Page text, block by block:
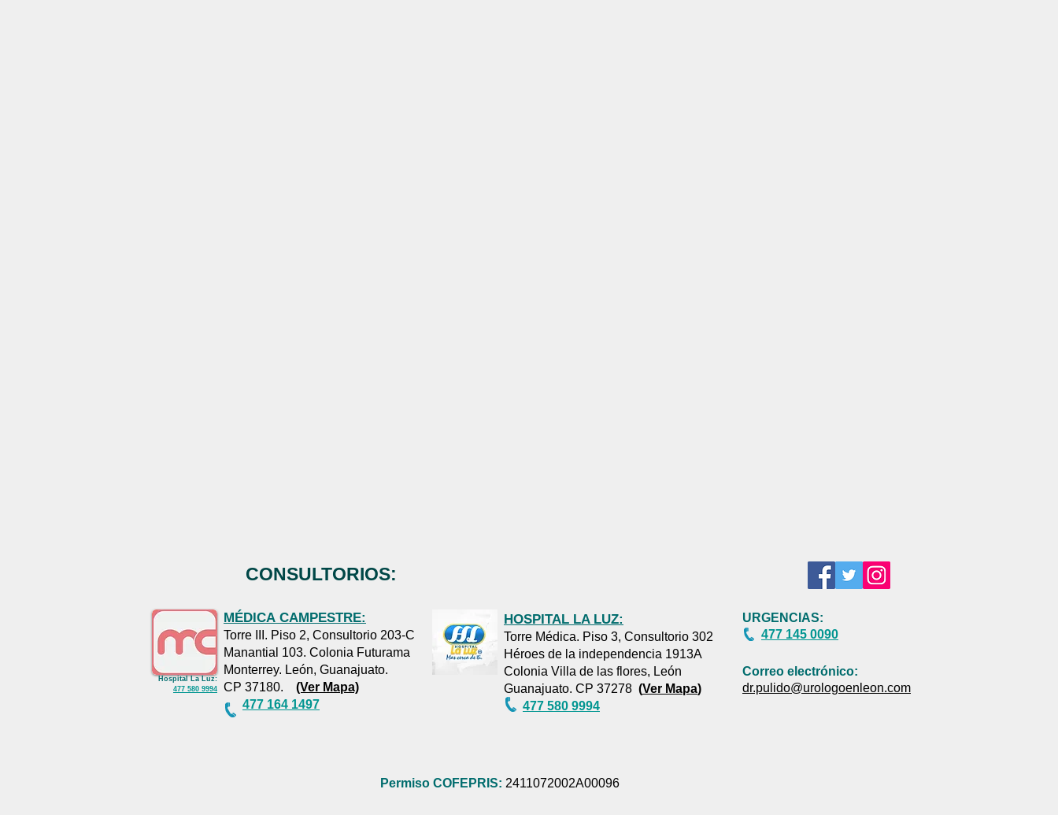
CONSULTORIOS:
AGENDA TU CITA
:
Medica
164 1497
Hospital La Luz:
477 580 9994
MÉDICA CAMPESTRE:
Torre III. Piso 2, Consultorio 203-C
Manantial 103. Colonia Futurama
Monterrey. León, Guanajuato.
CP 37180. (Ver Mapa)
477 164 1497
HOSPITAL LA LUZ:
Torre Médica. Piso 3, Consultorio 302
Héroes de la independencia 1913A
Colonia Villa de las flores, León
Guanajuato. CP 37278 (Ver Mapa)
477 580 9994
URGENCIAS:
477 145 0090
Correo electrónico:
dr.pulido@urologoenleon.com
Permiso COFEPRIS: 2411072002A00096